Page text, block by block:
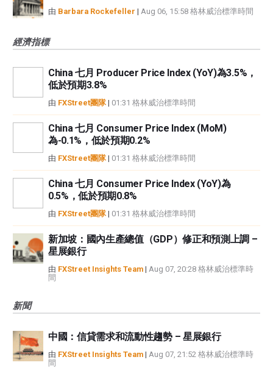
由 Barbara Rockefeller | Aug 06, 15:58 格林威治標準時間
經濟指標
China 七月 Producer Price Index (YoY)為3.5%，
低於預期3.8%
由 FXStreet團隊| 01:31 格林威治標準時間
China 七月 Consumer Price Index (MoM)
為-0.1%，低於預期0.2%
由 FXStreet團隊| 01:31 格林威治標準時間
China 七月 Consumer Price Index (YoY)為
0.5%，低於預期0.8%
由 FXStreet團隊| 01:31 格林威治標準時間
新加坡：國內生產總值（GDP）修正和預測上調 –
星展銀行
由 FXStreet Insights Team | Aug 07, 20:28 格林威治標準時
間
新聞
中國：信貸需求和流動性趨勢 – 星展銀行
由 FXStreet Insights Team | Aug 07, 21:52 格林威治標準時
間